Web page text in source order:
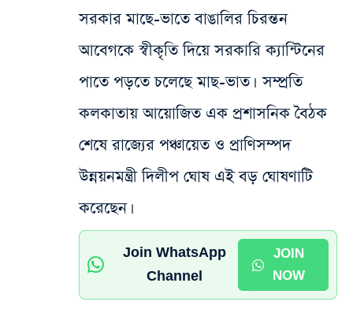
সরকার মাছে-ভাতে বাঙালির চিরন্তন
আবেগকে স্বীকৃতি দিয়ে সরকারি ক্যান্টিনের
পাতে পড়তে চলেছে মাছ-ভাত। সম্প্রতি
কলকাতায় আয়োজিত এক প্রশাসনিক বৈঠক
শেষে রাজ্যের পঞ্চায়েত ও প্রাণিসম্পদ
উন্নয়নমন্ত্রী দিলীপ ঘোষ এই বড় ঘোষণাটি
করেছেন।
Join WhatsApp
Channel
JOIN
NOW